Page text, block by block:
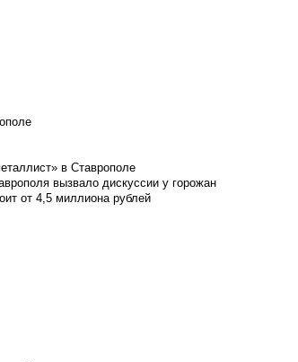
в Ставрополе
вызвало дискуссии у горожан
от 4,5 миллиона рублей